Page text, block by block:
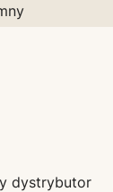
dystrybutor